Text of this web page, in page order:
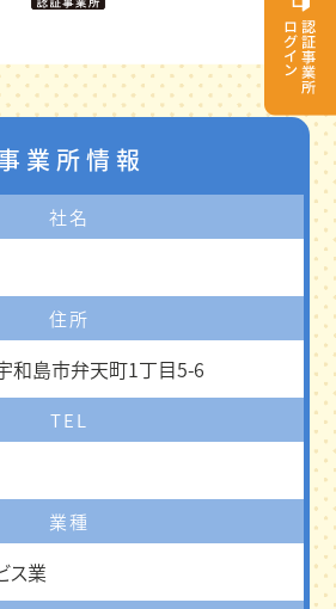
業所情報
社名
住所
和島市弁天町1丁目5-6
TEL
業種
ス業